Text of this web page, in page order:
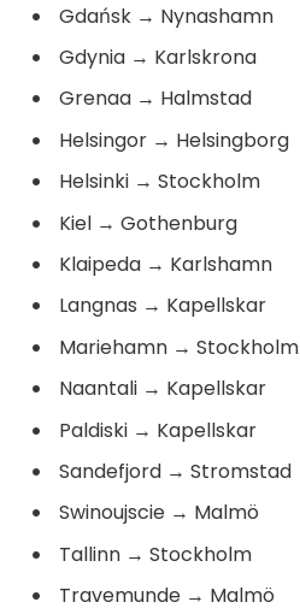
Gdańsk → Nynashamn
Gdynia → Karlskrona
Grenaa → Halmstad
Helsingor → Helsingborg
Helsinki → Stockholm
Kiel → Gothenburg
Klaipeda → Karlshamn
Langnas → Kapellskar
Mariehamn → Stockholm
Naantali → Kapellskar
Paldiski → Kapellskar
Sandefjord → Stromstad
Swinoujscie → Malmö
Tallinn → Stockholm
Travemunde → Malmö